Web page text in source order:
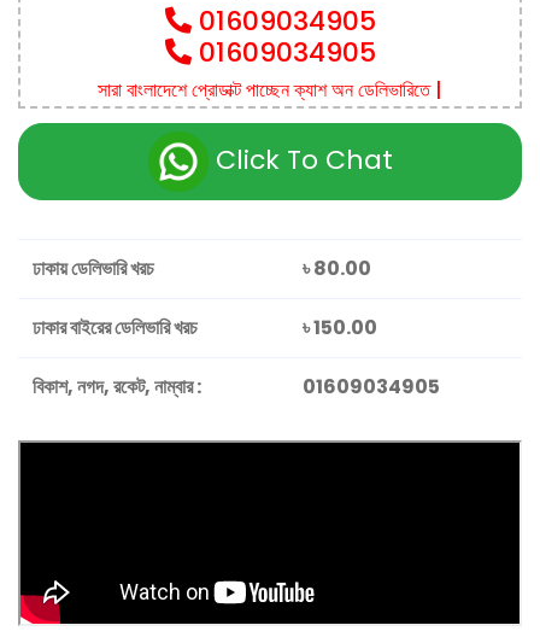
Safety
Massager
Solar
Lamp
Exercise
Smart
01609034905
01609034905
সারা বাংলাদেশে প্রোডাক্ট পাচ্ছেন ক্যাশ অন ডেলিভারিতে |
Click To Chat
ঢাকায় ডেলিভারি খরচ ৳ 80.00
ঢাকার বাইরের ডেলিভারি খরচ ৳ 150.00
বিকাশ, নগদ, রকেট, নাম্বার : 01609034905